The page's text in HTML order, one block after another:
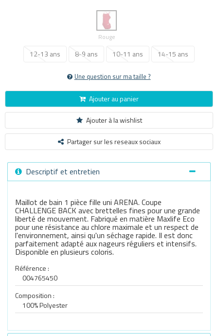
Rouge
12-13 ans 8-9 ans 10-11 ans 14-15 ans
Une question sur ma taille ?
Ajouter au panier
Ajouter à la wishlist
Partager sur les reseaux sociaux
Descriptif et entretien
Maillot de bain 1 pièce fille uni ARENA. Coupe
CHALLENGE BACK avec brettelles fines pour une grande
liberté de mouvement. Fabriqué en matière Maxlife Eco
pour une résistance au chlore maximale et un respect de
l'environnement, ainsi qu'un séchage rapide. Il est donc
parfaitement adapté aux nageurs réguliers et intensifs.
Disponible en plusieurs coloris.
Référence :
004765450
Composition :
100% Polyester